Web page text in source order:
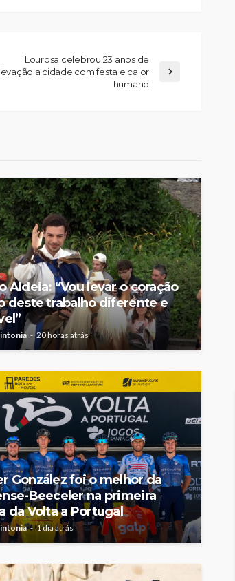
Lourosa celebrou 23 anos de
a cidade com festa e calor
humano
Aldeia: “Vou levar o coração
deste trabalho diferente e
20 horas atrás
González foi o melhor da
Beeceler na primeira
da Volta a Portugal
1 dia atrás
Rádio Sintonia 20 horas atrás